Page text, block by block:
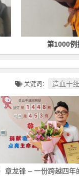
第1000例
关键词： 造血干
章龙锋 – 一份跨越四